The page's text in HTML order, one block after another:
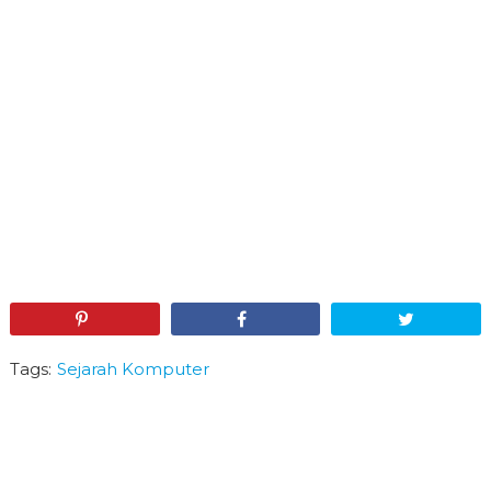
Tags: Sejarah Komputer